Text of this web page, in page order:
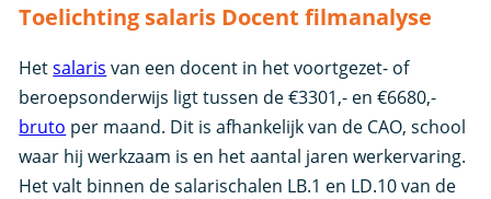
Toelichting salaris Docent filmanalyse
Hetsalaris van een docent in het voortgezet- of
beroepsonderwijs ligt tussen de €3301,- en €6680,-
bruto per maand. Dit is afhankelijk van de CAO, school
waar hij werkzaam is en het aantal jaren werkervaring.
Het valt binnen de salarischalen LB.1 en LD.10 van de